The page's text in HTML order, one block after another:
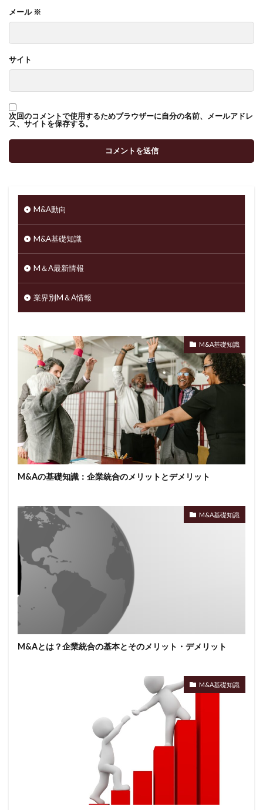
メール ※
サイト
次回のコメントで使用するためブラウザーに自分の名前、メールアドレ
ス、サイトを保存する。
M&A動向
M&A基礎知識
M＆A最新情報
業界別M＆A情報
M&A基礎知識
M&Aの基礎知識：企業統合のメリットとデメリット
M&A基礎知識
M&Aとは？企業統合の基本とそのメリット・デメリット
M&A基礎知識